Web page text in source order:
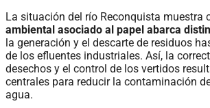
La situación del río Reconquista muestra
ambiental asociado al papel abarca
la generación y el descarte de residuos
de los efluentes industriales. Así, la
desechos y el control de los vertidos
centrales para reducir la contaminación
agua.